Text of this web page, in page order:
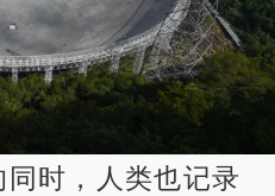
时，人类也记录